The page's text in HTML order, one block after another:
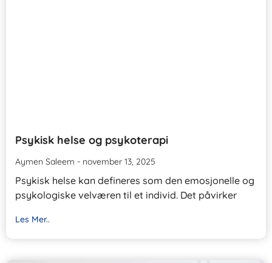
Psykisk helse og psykoterapi
Aymen Saleem november 13, 2025
Psykisk helse kan defineres som den emosjonelle og
psykologiske velværen til et individ. Det påvirker
Les Mer..